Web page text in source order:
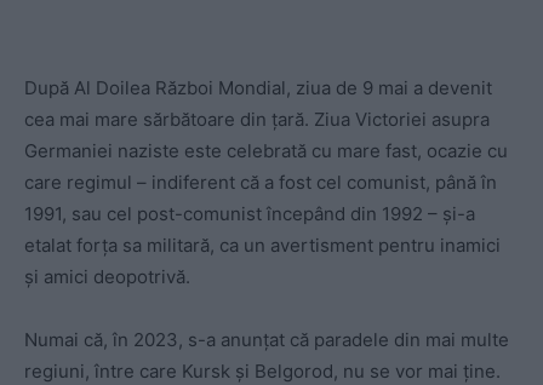
După Al Doilea Război Mondial, ziua de 9 mai a devenit
cea mai mare sărbătoare din țară. Ziua Victoriei asupra
Germaniei naziste este celebrată cu mare fast, ocazie cu
care regimul – indiferent că a fost cel comunist, până în
1991, sau cel post-comunist începând din 1992 – și-a
etalat forța sa militară, ca un avertisment pentru inamici
și amici deopotrivă.
Numai că, în 2023, s-a anunțat că paradele din mai multe
regiuni, între care Kursk și Belgorod, nu se vor mai ține.